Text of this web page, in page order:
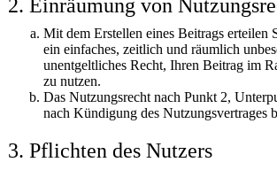
2. Einräumung von
Mit dem Erstellen eines Beitrags erteilen
ein einfaches, zeitlich und räumlich
unentgeltliches Recht, Ihren Beitrag im
zu nutzen.
Das Nutzungsrecht nach Punkt 2,
nach Kündigung des Nutzungsvertrages
3. Pflichten des Nutzers